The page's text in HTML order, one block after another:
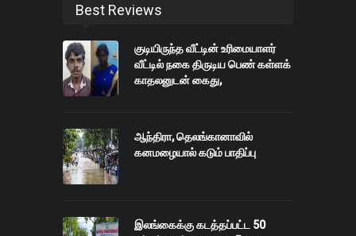
Best Reviews
குடியிருந்த வீட்டின் உரிமையாளர்
வீட்டில் நகை திருடிய பெண் கள்ளக்
காதலனுடன் கைது,
ஆந்திரா, தெலங்கானாவில்
கனமழையால் கடும் பாதிப்பு
இலங்கைக்கு கடத்தப்பட்ட 50